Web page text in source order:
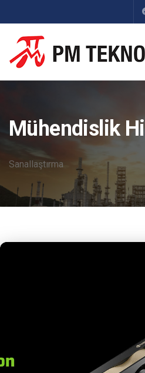
Mühendislik
Sanallaştırma